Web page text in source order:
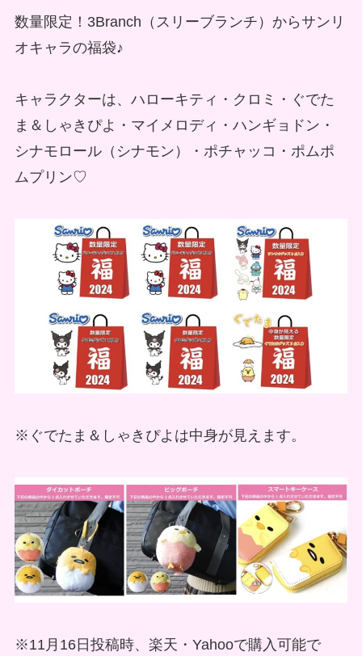
数量限定！3Branch（スリーブランチ）からサンリ
オキャラの福袋♪
キャラクターは、ハローキティ・クロミ・ぐでた
ま＆しゃきぴよ・マイメロディ・ハンギョドン・
シナモロール（シナモン）・ポチャッコ・ポムポ
ムプリン♡
※ぐでたま＆しゃきぴよは中身が見えます。
※11月16日投稿時、楽天・Yahooで購入可能で